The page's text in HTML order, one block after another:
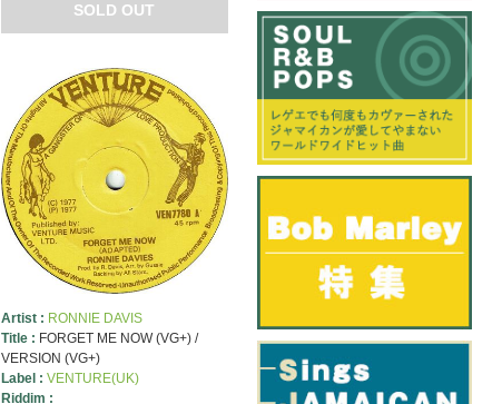
SOLD OUT
Artist : RONNIE DAVIS
Title : FORGET ME NOW (VG+) /
VERSION (VG+)
Label : VENTURE(UK)
Riddim :